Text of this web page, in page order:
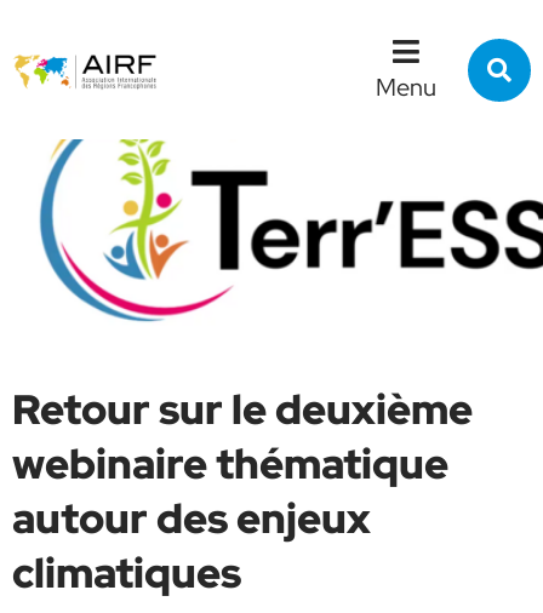
Menu
Retour sur le deuxième
webinaire thématique
autour des enjeux
climatiques